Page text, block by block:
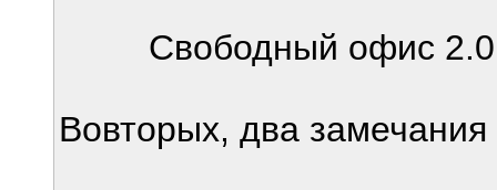
Свободный офис 2.0
Вовторых, два